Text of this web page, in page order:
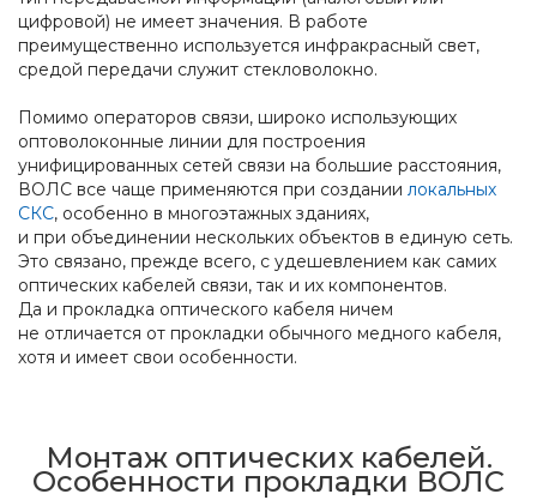
цифровой) не имеет значения. В работе
преимущественно используется инфракрасный свет,
средой передачи служит стекловолокно.
Помимо операторов связи, широко использующих
оптоволоконные линии для построения
унифицированных сетей связи на большие расстояния,
ВОЛС все чаще применяются при создании локальных
СКС, особенно в многоэтажных зданиях,
и при объединении нескольких объектов в единую сеть.
Это связано, прежде всего, с удешевлением как самих
оптических кабелей связи, так и их компонентов.
Да и прокладка оптического кабеля ничем
не отличается от прокладки обычного медного кабеля,
хотя и имеет свои особенности.
Монтаж оптических кабелей.
Особенности прокладки ВОЛС